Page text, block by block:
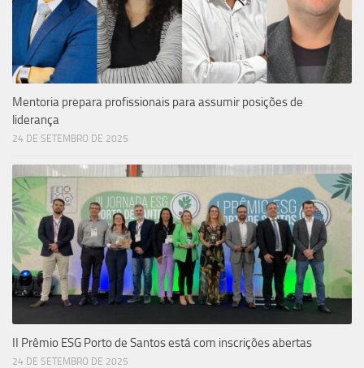
Mentoria prepara profissionais para assumir posições de
liderança
24 DE SETEMBRO DE 2025
II Prêmio ESG Porto de Santos está com inscrições abertas
24 DE SETEMBRO DE 2025